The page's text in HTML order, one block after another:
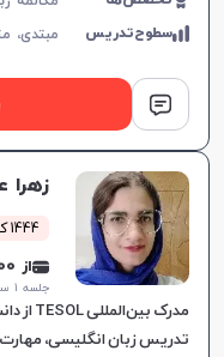
سطوح‌تدریس مبتدی،
زهرا
1444 کلاس موفق
از 320,000 تومان
جلسه ۱ ساعتی
تدریس زبان انگلیسی،